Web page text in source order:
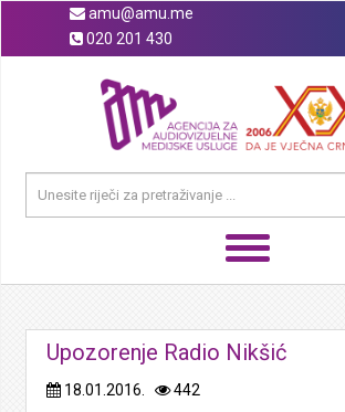
amu@amu.me
020 201 430
Upozorenje Radio Nikšić
18.01.2016. 442